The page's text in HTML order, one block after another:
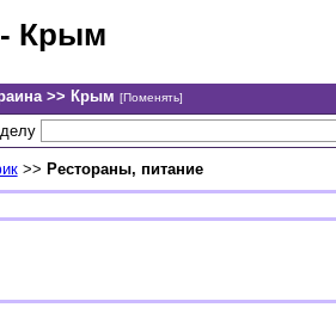
Крым
>> Крым [Поменять]
>> Рестораны, питание